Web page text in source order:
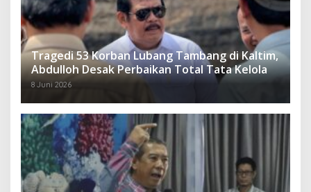
Tragedi 53 Korban Lubang Tambang di Kaltim,
Abdulloh Desak Perbaikan Total Tata Kelola
8 Juni 2026